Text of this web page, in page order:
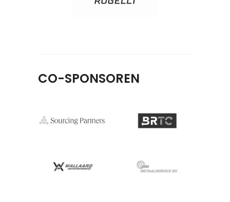
CO-SPONSOREN